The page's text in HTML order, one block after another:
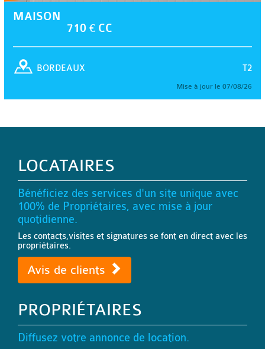
MAISON
710 € CC
T2
BORDEAUX
Mise à jour le 07/08/26
LOCATAIRES
Bénéficiez des services d'un site unique avec
100% de Propriétaires, avec mise à jour
quotidienne.
Les contacts,visites et signatures se font en direct avec les
propriétaires.
Avis de clients
PROPRIÉTAIRES
Diffusez votre annonce de location.